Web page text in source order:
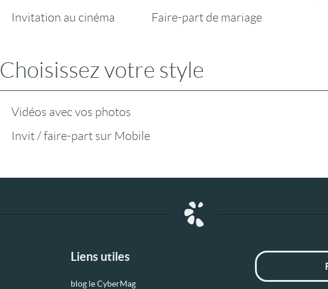
Invitation au cinéma
Faire-part de mariage
Choisissez votre style
Vidéos avec vos photos
Invit / faire-part sur Mobile
Liens utiles
blog le CyberMag